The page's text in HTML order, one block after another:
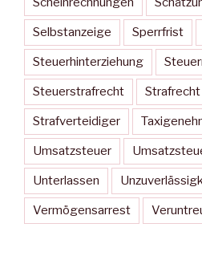
Selbstanzeige Sperrfrist
Steuerhinterziehung
Steuerstrafrecht Strafrecht
Strafverteidiger
Umsatzsteuer
Unterlassen
Vermögensarrest